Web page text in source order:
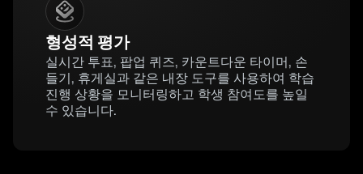
형성적 평가
실시간 투표, 팝업 퀴즈, 카운트다운 타이머, 손
들기, 휴게실과 같은 내장 도구를 사용하여 학습
진행 상황을 모니터링하고 학생 참여도를 높일
수 있습니다.